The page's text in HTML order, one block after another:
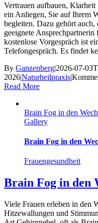
Vertrauen aufbauen,
ein Anliegen, Sie auf Ihrem
begleiten. Dazu gehört auch,
geeignete
kostenlose Vorgespräch ist
Telefongespräch. Es findet
By Ganzenberg|2026-07-
2026|Naturheilpraxis|
Read More
Brain Fog in den
Gallery
Brain Fog in den
Frauengesundheit
Brain Fog in den
Viele Frauen erleben in den
Hitzewallungen und